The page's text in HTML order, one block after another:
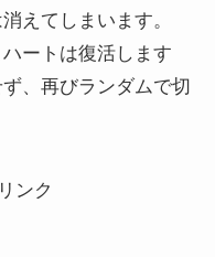
えてしまいます。
ートは復活します
、再びランダムで切
ンク